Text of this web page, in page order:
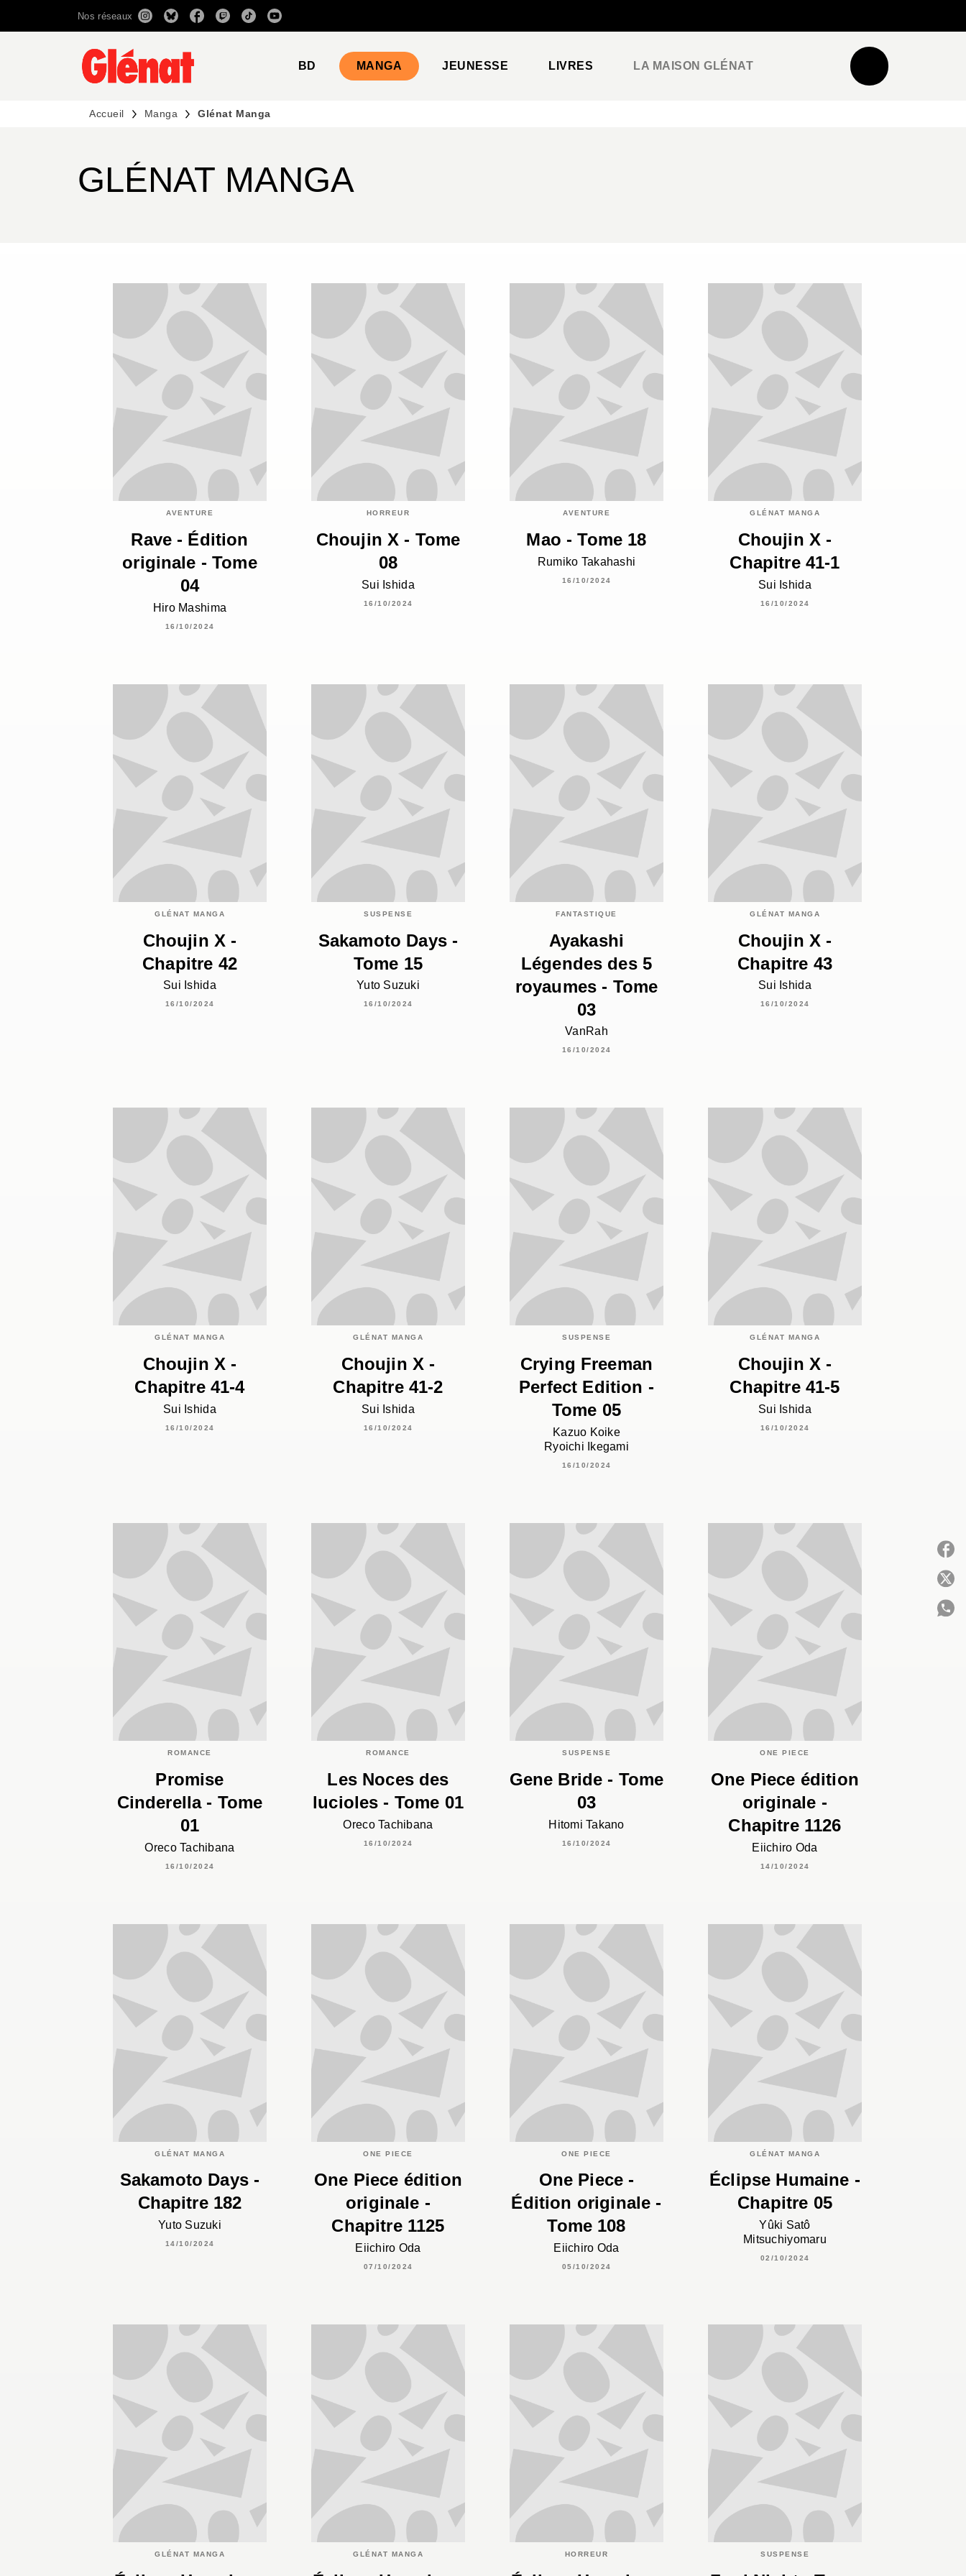
RECHERCHE CONTENU
Nos réseaux
BD MANGA JEUNESSE LIVRES LA MAISON GLÉNAT
Accueil Manga Glénat Manga
GLÉNAT MANGA
AVENTURE
Rave - Édition
originale - Tome
04
Hiro Mashima
16/10/2024
HORREUR
Choujin X - Tome
08
Sui Ishida
16/10/2024
AVENTURE
Mao - Tome 18
Rumiko Takahashi
16/10/2024
GLÉNAT MANGA
Choujin X -
Chapitre 41-1
Sui Ishida
16/10/2024
GLÉNAT MANGA
Choujin X -
Chapitre 42
Sui Ishida
16/10/2024
SUSPENSE
Sakamoto Days -
Tome 15
Yuto Suzuki
16/10/2024
FANTASTIQUE
Ayakashi
Légendes des 5
royaumes - Tome
03
VanRah
16/10/2024
GLÉNAT MANGA
Choujin X -
Chapitre 43
Sui Ishida
16/10/2024
GLÉNAT MANGA
Choujin X -
Chapitre 41-4
Sui Ishida
16/10/2024
GLÉNAT MANGA
Choujin X -
Chapitre 41-2
Sui Ishida
16/10/2024
SUSPENSE
Crying Freeman
Perfect Edition -
Tome 05
Kazuo Koike
Ryoichi Ikegami
16/10/2024
GLÉNAT MANGA
Choujin X -
Chapitre 41-5
Sui Ishida
16/10/2024
ROMANCE
Promise
Cinderella - Tome
01
Oreco Tachibana
16/10/2024
ROMANCE
Les Noces des
lucioles - Tome 01
Oreco Tachibana
16/10/2024
SUSPENSE
Gene Bride - Tome
03
Hitomi Takano
16/10/2024
ONE PIECE
One Piece édition
originale -
Chapitre 1126
Eiichiro Oda
14/10/2024
GLÉNAT MANGA
Sakamoto Days -
Chapitre 182
Yuto Suzuki
14/10/2024
ONE PIECE
One Piece édition
originale -
Chapitre 1125
Eiichiro Oda
07/10/2024
ONE PIECE
One Piece -
Édition originale -
Tome 108
Eiichiro Oda
05/10/2024
GLÉNAT MANGA
Éclipse Humaine -
Chapitre 05
Yûki Satô
Mitsuchiyomaru
02/10/2024
GLÉNAT MANGA GLÉNAT MANGA HORREUR SUSPENSE